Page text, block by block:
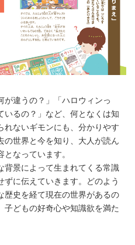
違うの？」「ハロウィンっ
いるの？」など、何となくは知
れないギモンにも、分かりやす
の世界と今を知り、大人が読ん
なっています。
景によって生まれてくる常識
に伝えていきます。どのよう
歴史を経て現在の世界があるの
子どもの好奇心や知識欲を満た